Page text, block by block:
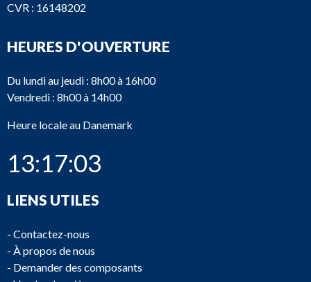
CVR : 16148202
HEURES D'OUVERTURE
Du lundi au jeudi : 8h00 à 16h00
Vendredi : 8h00 à 14h00
Heure locale au Danemark
13:17:03
LIENS UTILES
- Contactez-nous
- À propos de nous
- Demander des composants